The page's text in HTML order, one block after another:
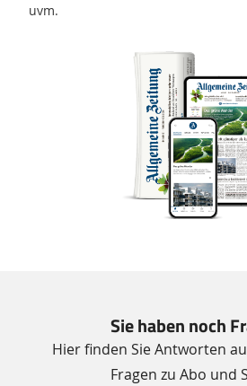
uvm.
Sie haben noch
Hier finden Sie Antworten
Fragen zu Abo und